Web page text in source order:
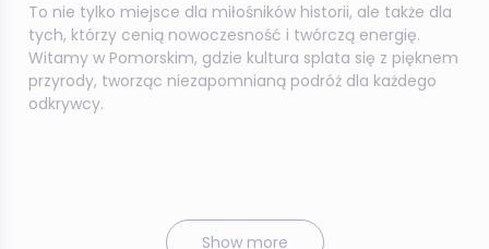
To nie tylko miejsce dla miłośników historii, ale także dla
tych, którzy cenią nowoczesność i twórczą energię.
Witamy w Pomorskim, gdzie kultura splata się z pięknem
przyrody, tworząc niezapomnianą podróż dla każdego
odkrywcy.
Show more